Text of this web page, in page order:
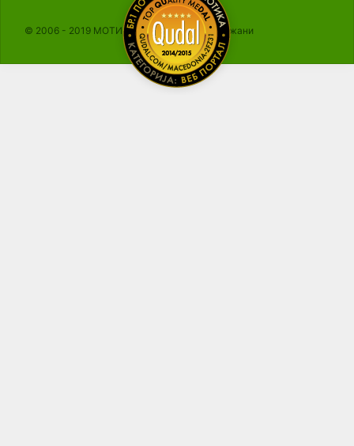
© 2006 - 2019 МОТИКА, Сите права се задржани